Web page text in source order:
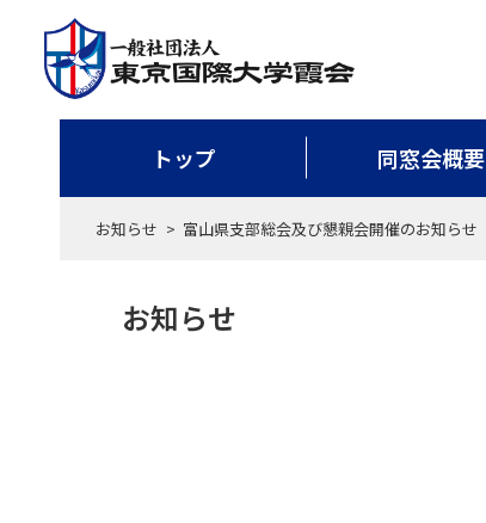
トップ 同窓会概要
お知らせ 富山県支部総会及び懇親会開催のお知らせ
お知らせ